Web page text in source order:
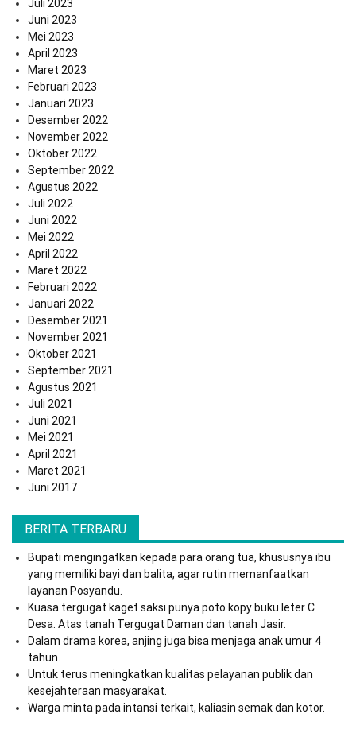
Juli 2023
Juni 2023
Mei 2023
April 2023
Maret 2023
Februari 2023
Januari 2023
Desember 2022
November 2022
Oktober 2022
September 2022
Agustus 2022
Juli 2022
Juni 2022
Mei 2022
April 2022
Maret 2022
Februari 2022
Januari 2022
Desember 2021
November 2021
Oktober 2021
September 2021
Agustus 2021
Juli 2021
Juni 2021
Mei 2021
April 2021
Maret 2021
Juni 2017
BERITA TERBARU
Bupati mengingatkan kepada para orang tua, khususnya ibu
yang memiliki bayi dan balita, agar rutin memanfaatkan
layanan Posyandu.
Kuasa tergugat kaget saksi punya poto kopy buku leter C
Desa. Atas tanah Tergugat Daman dan tanah Jasir.
Dalam drama korea, anjing juga bisa menjaga anak umur 4
tahun.
Untuk terus meningkatkan kualitas pelayanan publik dan
kesejahteraan masyarakat.
Warga minta pada intansi terkait, kaliasin semak dan kotor.